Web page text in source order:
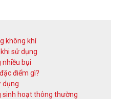
không khí
sử dụng
nhiều bụi
điểm gì?
dụng
sinh hoạt thông thường